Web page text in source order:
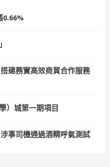
0.66%
建務實高效商貿合作服務
）城第一期項目
事司機通過酒精呼氣測試